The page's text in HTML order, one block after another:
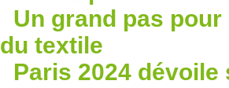
Un grand pas
textile
Paris 2024